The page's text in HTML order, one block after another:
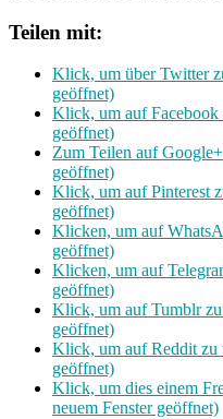
Teilen mit:
Klick, um über Twitter
geöffnet)
Klick, um auf Facebook
geöffnet)
Zum Teilen auf
geöffnet)
Klick, um auf Pinterest
geöffnet)
Klicken, um auf
geöffnet)
Klicken, um auf
geöffnet)
Klick, um auf Tumblr
geöffnet)
Klick, um auf Reddit zu
geöffnet)
Klick, um dies einem
neuem Fenster geöffnet)